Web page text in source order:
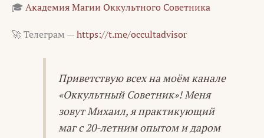
🎓 Академия Магии Оккультного Советника
🚀 Телеграм —https://t.me/occultadvisor
Приветствую всех на моём канале
«Оккультный Советник»! Меня
зовут Михаил, я практикующий
маг с 20-летним опытом и даром